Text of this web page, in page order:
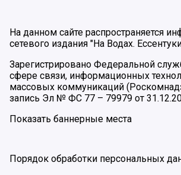
На данном сайте распространяется
сетевого издания "На Водах.
Зарегистрировано Федеральной
сфере связи, информационных
массовых коммуникаций
запись Эл № ФС 77 – 79979 от
Показать баннерные места
Порядок обработки персональных